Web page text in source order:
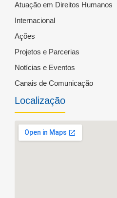
Atuação em Direitos Humanos
Internacional
Ações
Projetos e Parcerias
Notícias e Eventos
Canais de Comunicação
Localização